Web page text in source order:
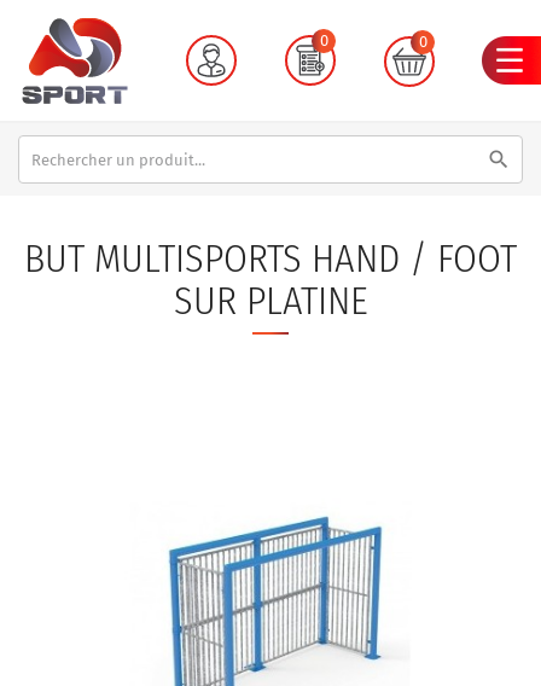
0 0
search
BUT MULTISPORTS HAND / FOOT
SUR PLATINE